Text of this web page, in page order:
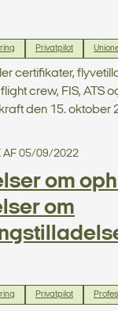
Privatpilot
certifikater,
crew, FIS, ATS
den 15. oktober
AF 05/09/2022
om
om
Privatpilot